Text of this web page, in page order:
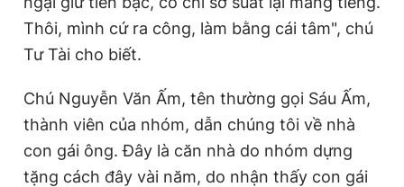
Thôi, mình cứ ra công, làm bằng cái tâm", chú
Tư Tài cho biết.
Chú Nguyễn Văn Ấm, tên thường gọi Sáu Ấm,
thành viên của nhóm, dẫn chúng tôi về nhà
con gái ông. Đây là căn nhà do nhóm dựng
tặng cách đây vài năm, do nhận thấy con gái